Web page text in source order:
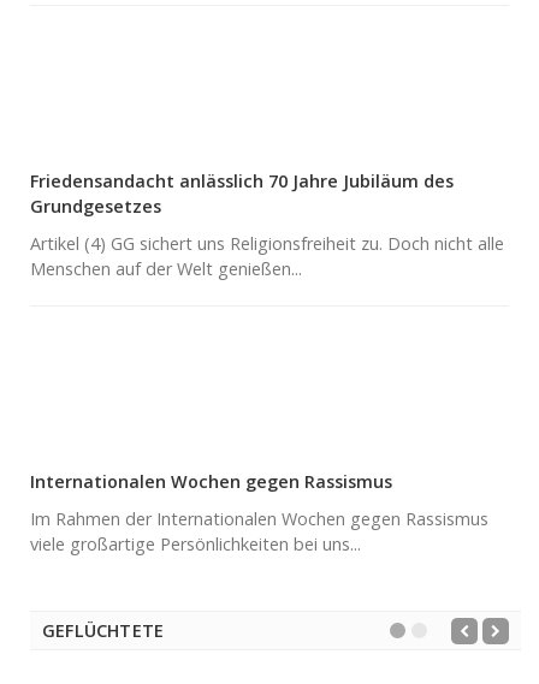
Friedensandacht anlässlich 70 Jahre Jubiläum des
Grundgesetzes
Artikel (4) GG sichert uns Religionsfreiheit zu. Doch nicht alle
Menschen auf der Welt genießen...
Internationalen Wochen gegen Rassismus
Im Rahmen der Internationalen Wochen gegen Rassismus
viele großartige Persönlichkeiten bei uns...
GEFLÜCHTETE